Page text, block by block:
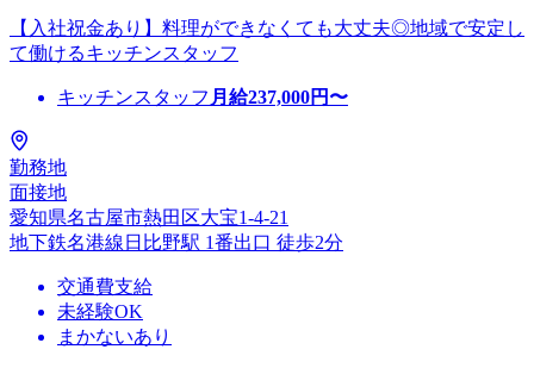
【入社祝金あり】料理ができなくても大丈夫◎地域で安定し
て働けるキッチンスタッフ
キッチンスタッフ 月給237,000円〜
勤務地
面接地
愛知県名古屋市熱田区大宝1-4-21
地下鉄名港線日比野駅 1番出口 徒歩2分
交通費支給
未経験OK
まかないあり